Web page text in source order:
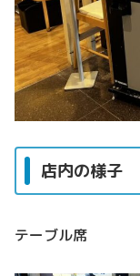
店内の様子
テーブル席